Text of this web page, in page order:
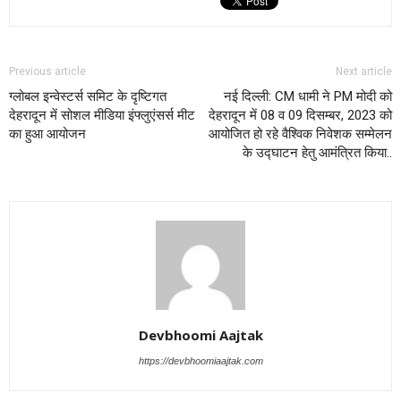
Previous article
ग्लोबल इन्वेस्टर्स समिट के दृष्टिगत
देहरादून में सोशल मीडिया इंफ्लुएंसर्स मीट
का हुआ आयोजन
Next article
नई दिल्ली: CM धामी ने PM मोदी को
देहरादून में 08 व 09 दिसम्बर, 2023 को
आयोजित हो रहे वैश्विक निवेशक सम्मेलन
के उद्घाटन हेतु आमंत्रित किया..
Devbhoomi Aajtak
https://devbhoomiaajtak.com